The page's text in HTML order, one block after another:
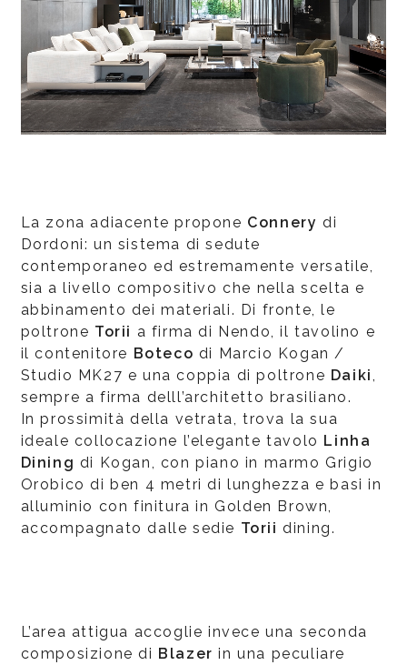
La zona adiacente propone Connery di
Dordoni: un sistema di sedute
contemporaneo ed estremamente versatile,
sia a livello compositivo che nella scelta e
abbinamento dei materiali. Di fronte, le
poltrone Torii a firma di Nendo, il tavolino e
il contenitore Boteco di Marcio Kogan /
Studio MK27 e una coppia di poltrone Daiki
sempre a firma delll’architetto brasiliano.
In prossimità della vetrata, trova la sua
ideale collocazione l’elegante tavolo Linha
Dining di Kogan, con piano in marmo Grigio
Orobico di ben 4 metri di lunghezza e basi in
alluminio con finitura in Golden Brown,
accompagnato dalle sedie Torii dining.
L’area attigua accoglie invece una seconda
composizione di Blazer in una peculiare